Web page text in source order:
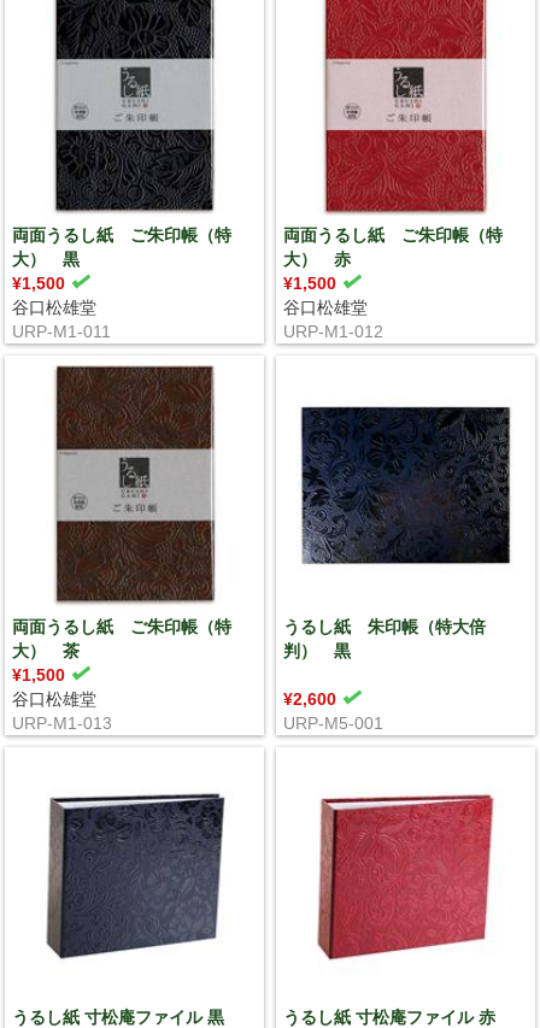
両面うるし紙 ご朱印帳（特
大） 黒
¥1,500
谷口松雄堂
URP-M1-011
両面うるし紙 ご朱印帳（特
大） 赤
¥1,500
谷口松雄堂
URP-M1-012
両面うるし紙 ご朱印帳（特
大） 茶
¥1,500
谷口松雄堂
URP-M1-013
うるし紙 朱印帳（特大倍
判） 黒
¥2,600
URP-M5-001
うるし紙 寸松庵ファイル 黒
うるし紙 寸松庵ファイル 赤